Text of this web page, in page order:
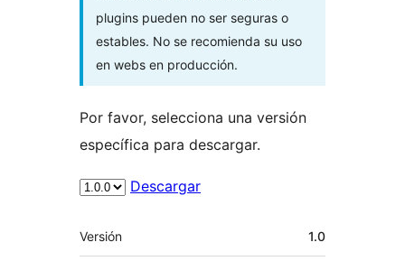
plugins pueden no ser seguras o
estables. No se recomienda su uso
en webs en producción.
Por favor, selecciona una versión
específica para descargar.
Descargar
Meta
Versión 1.0